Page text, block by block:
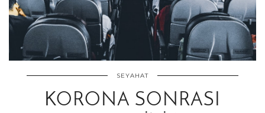
SEYAHAT
KORONA SONRASI